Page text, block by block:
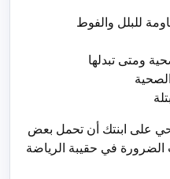
للبلل والفوط
ومتى تبدلها
على ابنتك أن تحمل بعض
في حقيبة الرياضة